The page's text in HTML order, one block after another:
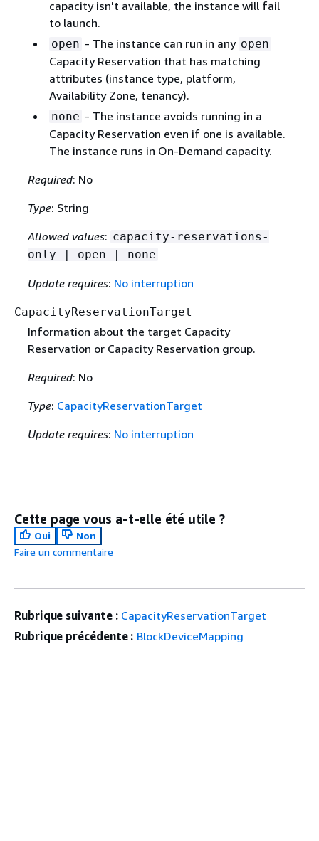
capacity isn't available, the instance will fail
to launch.
open - The instance can run in any open
Capacity Reservation that has matching
attributes (instance type, platform,
Availability Zone, tenancy).
none - The instance avoids running in a
Capacity Reservation even if one is available.
The instance runs in On-Demand capacity.
Required: No
Type: String
Allowed values: capacity-reservations-
only | open | none
Update requires: No interruption
CapacityReservationTarget
Information about the target Capacity
Reservation or Capacity Reservation group.
Required: No
Type: CapacityReservationTarget
Update requires: No interruption
Cette page vous a-t-elle été utile ?
Oui
Non
Faire un commentaire
Rubrique suivante : CapacityReservationTarget
Rubrique précédente : BlockDeviceMapping